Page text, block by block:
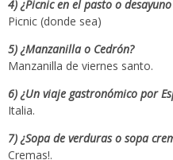
4) ¿Picnic en el pasto o
Picnic (donde sea)
5) ¿Manzanilla o Cedrón?
Manzanilla de viernes santo.
6) ¿Un viaje gastronómico por
Italia.
7) ¿Sopa de verduras o sopa
Cremas!.